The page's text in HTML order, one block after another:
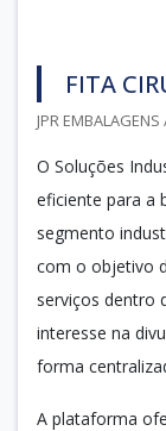
FITA
JPR
O Soluções
eficiente para a
segmento
com o objetivo
serviços dentro
interesse na
forma
A plataforma